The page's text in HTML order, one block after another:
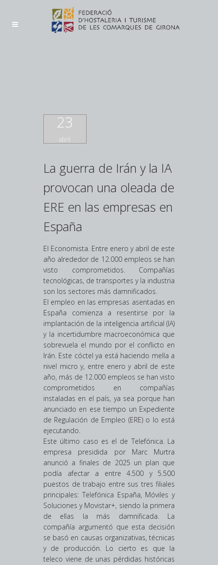
23
abril
La guerra de Irán y la IA
provocan una oleada de
ERE en las empresas en
España
El Economista. Entre enero y abril de este
año alrededor de 12.000 empleos se han
visto comprometidos. Compañías
tecnológicas, de transportes y la industria
son los sectores más damnificados.
El empleo en las empresas asentadas en
España comienza a resentirse por la
implantación de la inteligencia artificial (IA)
y la incertidumbre macroeconómica que
sobrevuela el mundo por el conflicto en
Irán. Este cóctel ya está haciendo mella a
nivel micro y, entre enero y abril de este
año, más de 12.000 empleos se han visto
comprometidos en compañías
instaladas en el país, ya sea porque han
anunciado en ese tiempo un Expediente
de Regulación de Empleo (ERE) o lo está
ejecutando.
Este último caso es el de Telefónica. La
empresa presidida por Marc Murtra
anunció a finales de 2025 un plan que
podía afectar a entre 4.500 y 5.500
puestos de trabajo entre sus tres filiales
principales: Telefónica España, Móviles y
Soluciones y Movistar+, siendo la primera
de ellas la más damnificada. La
compañía argumentó que esta decisión
se basó en causas organizativas, técnicas
y de producción. Lo cierto es que la
teleco viene de unas pérdidas históricas